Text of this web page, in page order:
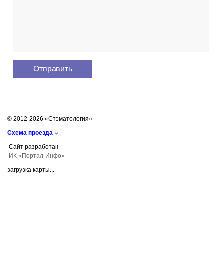
© 2012-2026 «Стоматология»
Схема проезда
Сайт разработан
ИК «Портал-Инфо»
загрузка карты...